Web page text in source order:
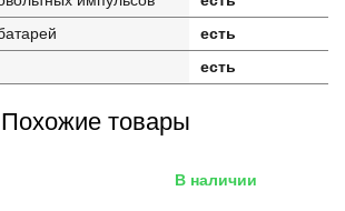
есть
есть
Похожие товары
В наличии